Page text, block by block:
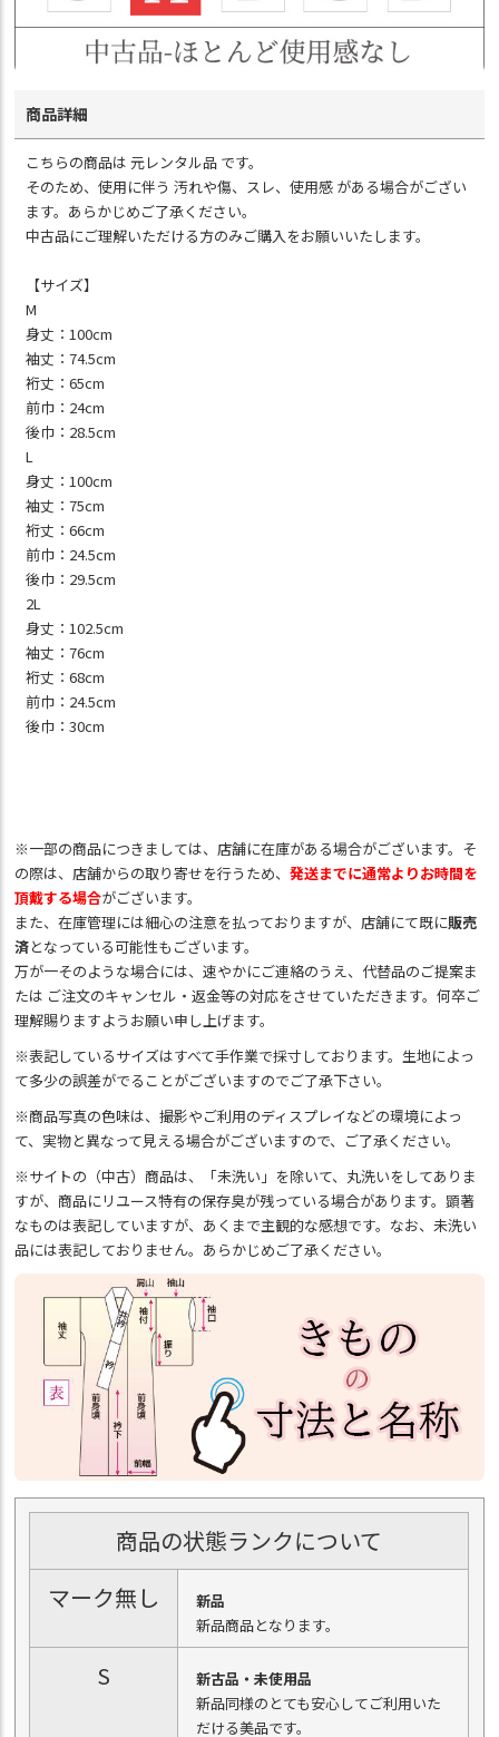
商品詳細
こちらの商品は 元レンタル品 です。
そのため、使用に伴う 汚れや傷、スレ、使用感 がある場合がござい
ます。あらかじめご了承ください。
中古品にご理解いただける方のみご購入をお願いいたします。
【サイズ】
M
身丈：100cm
袖丈：74.5cm
裄丈：65cm
前巾：24cm
後巾：28.5cm
L
身丈：100cm
袖丈：75cm
裄丈：66cm
前巾：24.5cm
後巾：29.5cm
2L
身丈：102.5cm
袖丈：76cm
裄丈：68cm
前巾：24.5cm
後巾：30cm
※一部の商品につきましては、店舗に在庫がある場合がございます。そ
の際は、店舗からの取り寄せを行うため、発送までに通常よりお時間を
頂戴する場合がございます。
また、在庫管理には細心の注意を払っておりますが、店舗にて既に販売
済となっている可能性もございます。
万が一そのような場合には、速やかにご連絡のうえ、代替品のご提案ま
たは ご注文のキャンセル・返金等の対応をさせていただきます。何卒ご
理解賜りますようお願い申し上げます。
※表記しているサイズはすべて手作業で採寸しております。生地によっ
て多少の誤差がでることがございますのでご了承下さい。
※商品写真の色味は、撮影やご利用のディスプレイなどの環境によっ
て、実物と異なって見える場合がございますので、ご了承ください。
※サイトの（中古）商品は、「未洗い」を除いて、丸洗いをしてありま
すが、商品にリユース特有の保存臭が残っている場合があります。顕著
なものは表記していますが、あくまで主観的な感想です。なお、未洗い
品には表記しておりません。あらかじめご了承ください。
商品の状態ランクについて
マーク無し
新品
新品商品となります。
S
新古品・未使用品
新品同様のとても安心してご利用いた
だける美品です。